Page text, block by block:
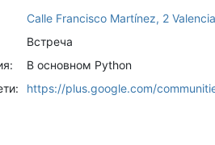
Calle Francisco Martínez, 2
Встреча
В основном Python
https://plus.google.com/